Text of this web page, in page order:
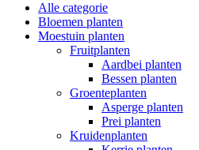
Alle categorie
Bloemen planten
Moestuin planten
Fruitplanten
Aardbei planten
Bessen planten
Groenteplanten
Asperge planten
Prei planten
Kruidenplanten